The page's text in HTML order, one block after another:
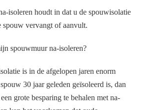
isoleren houdt in dat u de spouwisolatie
spouw vervangt of aanvult.
spouwmuur na-isoleren?
is in de afgelopen jaren enorm
30 jaar geleden geïsoleerd is, dan
grote besparing te behalen met na-